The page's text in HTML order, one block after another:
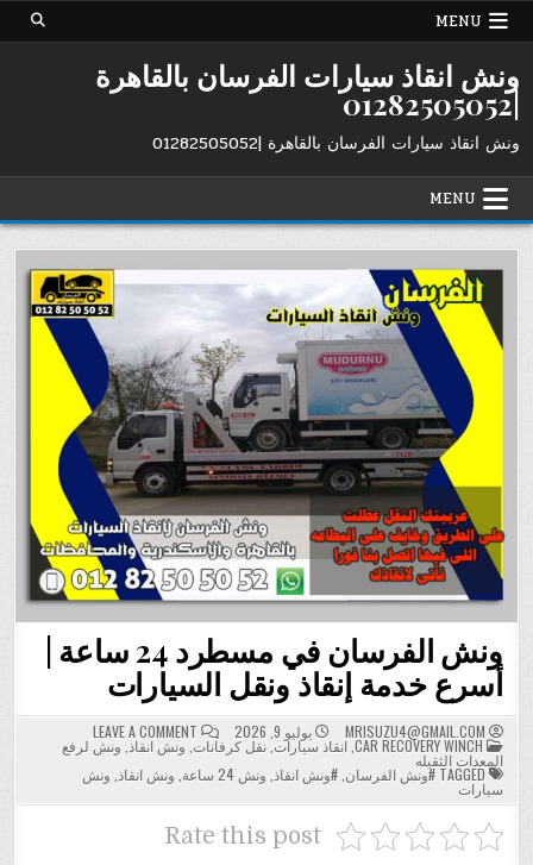
Skip
MENU
ونش انقاذ سيارات الفرسان بالقاهرة
|01282505052
ونش انقاذ سيارات الفرسان بالقاهرة |01282505052
MENU
ونش الفرسان في مسطرد 24 ساعة |
أسرع خدمة إنقاذ ونقل السيارات
MRISUZU4@GMAIL.COM يوليو 9, 2026 LEAVE A COMMENT
ON
ونش
الفرسان
في
مسطرد
24
POSTED
IN
CAR RECOVERY WINCH
,انقاذ سيارات,نقل كرفانات ونش انقاذ ونش لرفع
المعدات الثقيله
#ونش الفرسان ,#ونش انقاذ ونش 24 ساعة ونش انقاذ ونش
سيارات
Rate this post